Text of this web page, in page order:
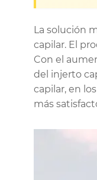
La solución
capilar. El
Con el
del injerto
capilar, en
más